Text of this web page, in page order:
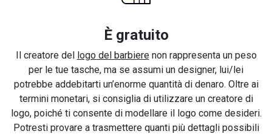
È gratuito
Il creatore del logo del barbierenon rappresenta un peso
per le tue tasche, ma se assumi un designer, lui/lei
potrebbe addebitarti un’enorme quantità di denaro. Oltre ai
termini monetari, si consiglia di utilizzare un creatore di
logo, poiché ti consente di modellare il logo come desideri.
Potresti provare a trasmettere quanti più dettagli possibili